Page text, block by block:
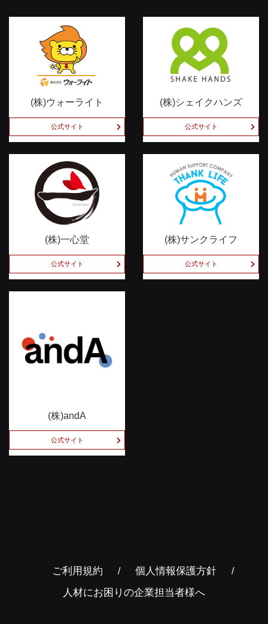
(株)ウォーライト
公式サイト
(株)シェイクハンズ
公式サイト
(株)一心堂
公式サイト
(株)サンクライフ
公式サイト
(株)andA
公式サイト
ご利用規約
個人情報保護方針
人材にお困りの企業担当者様へ